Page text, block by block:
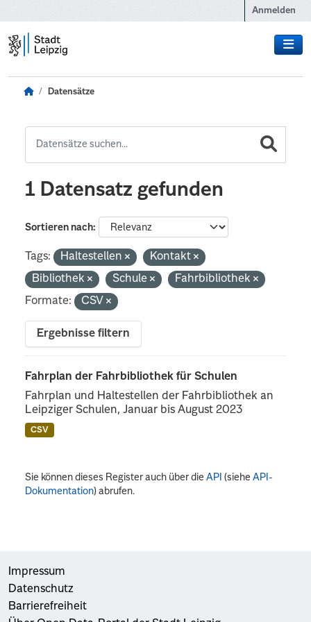
Anmelden
Datensätze
1 Datensatz gefunden
Sortieren nach
Tags: Haltestellen
Kontakt
Bibliothek
Schule
Fahrbibliothek
Formate:
CSV
Ergebnisse filtern
Fahrplan der Fahrbibliothek für Schulen
Fahrplan und Haltestellen der Fahrbibliothek an
Leipziger Schulen, Januar bis August 2023
CSV
Sie können dieses Register auch über dieAPI (sieheAPI-
Dokumentation) abrufen.
Impressum
Datenschutz
Barrierefreiheit